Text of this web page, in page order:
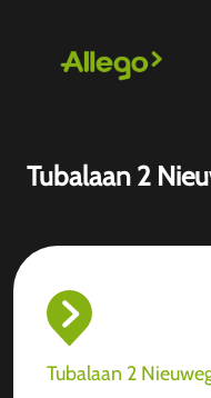
Tubalaan 2
Tubalaan 2